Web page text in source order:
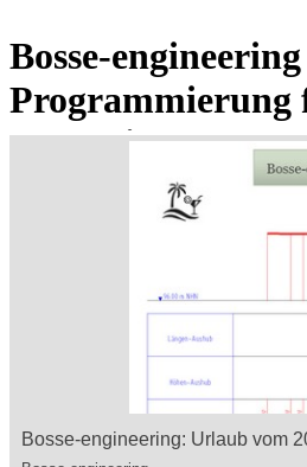
Bosse-
und BricsCAD
Bosse-engineering: Urlaub vom